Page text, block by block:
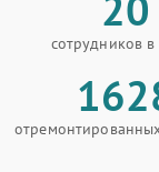
сотрудников в